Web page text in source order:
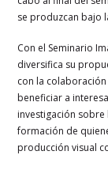
se produzcan bajo
Con el Seminario
diversifica su
con la
beneficiar a
investigación
formación de
producción visual